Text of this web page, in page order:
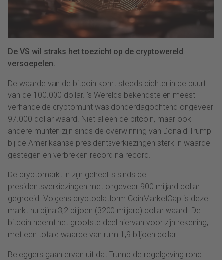
De VS wil straks het toezicht op de cryptowereld
versoepelen.
De waarde van de bitcoin komt steeds dichter in de buurt
van de 100.000 dollar. ’s Werelds bekendste en meest
verhandelde cryptomunt was donderdagochtend ongeveer
97.000 dollar waard. Niet alleen de bitcoin, maar ook
andere munten zijn sinds de overwinning van Donald Trump
bij de Amerikaanse presidentsverkiezingen sterk in waarde
gestegen en verbreken record na record.
De cryptomarkt in zijn geheel is sinds de
presidentsverkiezingen met ongeveer 900 miljard dollar
gegroeid. Volgens cryptoplatform CoinMarketCap is deze
markt nu bijna 3,2 biljoen (3200 miljard) dollar waard. De
bitcoin neemt het grootste deel hiervan voor zijn rekening,
met een totale waarde van ruim 1,9 biljoen dollar.
Beleggers gaan ervan uit dat Trump de regelgeving rond